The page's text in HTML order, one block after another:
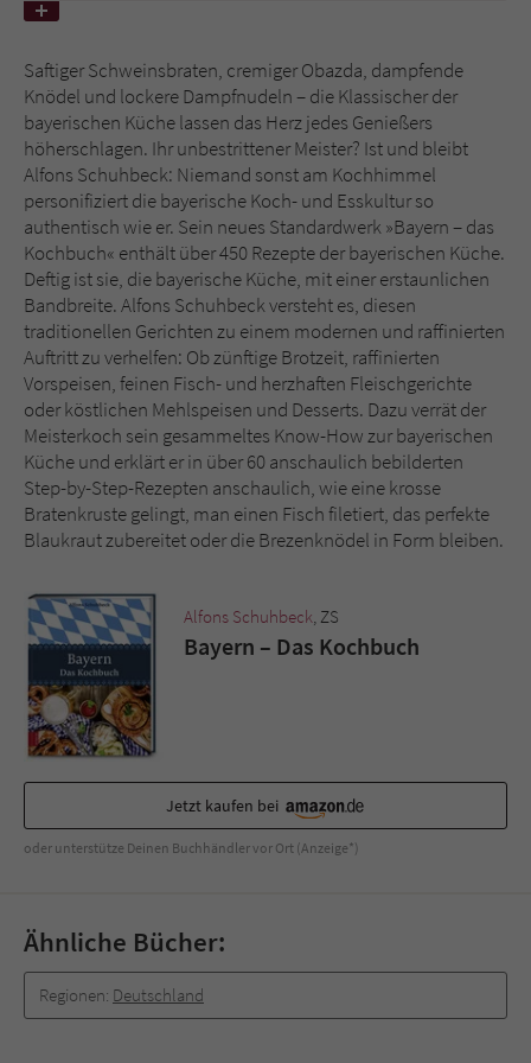
Saftiger Schweinsbraten, cremiger Obazda, dampfende
Knödel und lockere Dampfnudeln – die Klassischer der
bayerischen Küche lassen das Herz jedes Genießers
höherschlagen. Ihr unbestrittener Meister? Ist und bleibt
Alfons Schuhbeck: Niemand sonst am Kochhimmel
personifiziert die bayerische Koch- und Esskultur so
authentisch wie er. Sein neues Standardwerk »Bayern – das
Kochbuch« enthält über 450 Rezepte der bayerischen Küche.
Deftig ist sie, die bayerische Küche, mit einer erstaunlichen
Bandbreite. Alfons Schuhbeck versteht es, diesen
traditionellen Gerichten zu einem modernen und raffinierten
Auftritt zu verhelfen: Ob zünftige Brotzeit, raffinierten
Vorspeisen, feinen Fisch- und herzhaften Fleischgerichte
oder köstlichen Mehlspeisen und Desserts. Dazu verrät der
Meisterkoch sein gesammeltes Know-How zur bayerischen
Küche und erklärt er in über 60 anschaulich bebilderten
Step-by-Step-Rezepten anschaulich, wie eine krosse
Bratenkruste gelingt, man einen Fisch filetiert, das perfekte
Blaukraut zubereitet oder die Brezenknödel in Form bleiben.
Alfons Schuhbeck, ZS
Bayern – Das Kochbuch
Jetzt kaufen bei
oder unterstütze Deinen Buchhändler vor Ort (Anzeige*)
Ähnliche Bücher:
Regionen: Deutschland
tx_pwcomments_ahash
Anbieter Literatur-Couch Medien GmbH & Co. KG
Laufzeit 1 Jahr
Zweck Cookie für Kommentare einzelner Buchtitel
Name fe_typo_user
Anbieter Literatur-Couch Medien GmbH & Co. KG
Laufzeit Session
Zweck
Dieses Cookie gewährleistet die
Kommunikation der Webseite mit dem
Benutzer. Es wird benötigt um z. B. den
Sicherheitscode des Kontaktformulars zu